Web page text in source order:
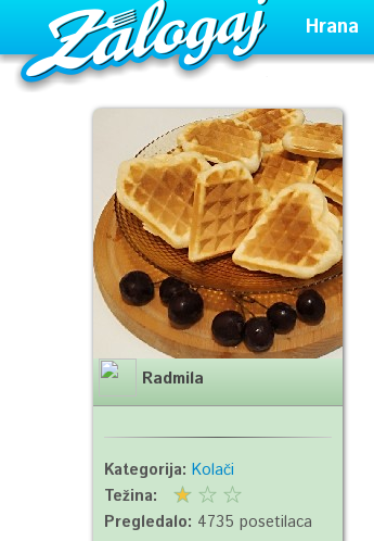
Hrana
Radmila
Kategorija: Kolači
Težina:
Pregledalo: 4735 posetilaca